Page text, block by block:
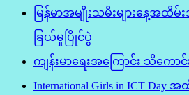
မြန်မာအမျိုးသမီးများနေ့အထိ
ခြယ်မှုပြိုင်ပွဲ
ကျန်းမာရေးအကြောင်း သိကောင်
International Girls in ICT Day